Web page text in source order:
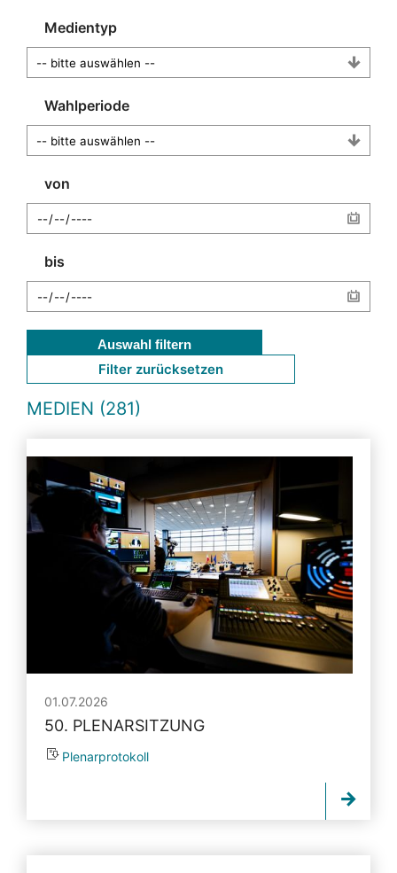
Medientyp
Wahlperiode
von
bis
Auswahl filtern
Filter zurücksetzen
MEDIEN (281)
01.07.2026
50. PLENARSITZUNG
Plenarprotokoll